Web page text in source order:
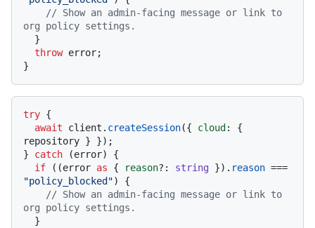
// Show an admin-facing message or link to
org policy settings.
throw error;
try {
await client. createSession({ cloud : {
repository } });
} catch (error) {
if ((error as { reason?: string }). reason
"policy_blocked") {
// Show an admin-facing message or link to
org policy settings.